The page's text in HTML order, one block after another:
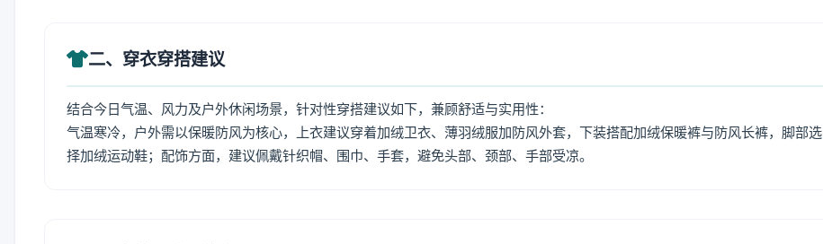
二、穿衣穿搭建议
结合今日气温、风力及户外休闲场景，针对性穿搭建议如下，兼顾舒适与实用性：
气温寒冷，户外需以保暖防风为核心，上衣建议穿着加绒卫衣、薄羽绒服加防风外套，下装搭配加绒保暖裤与防风长裤，脚部选
择加绒运动鞋；配饰方面，建议佩戴针织帽、围巾、手套，避免头部、颈部、手部受凉。